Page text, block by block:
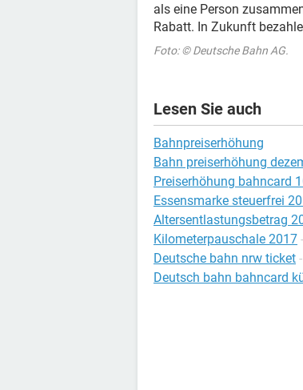
als eine Person
Rabatt. In Zukunft
Foto: © Deutsche Bahn AG.
Lesen Sie auch
Bahnpreiserhöhung
Bahn preiserhöhung
Preiserhöhung bahncard
Essensmarke steuerfrei
Altersentlastungsbetrag
Kilometerpauschale 2017 -
Deutsche bahn nrw ticket -
Deutsch bahn bahncard